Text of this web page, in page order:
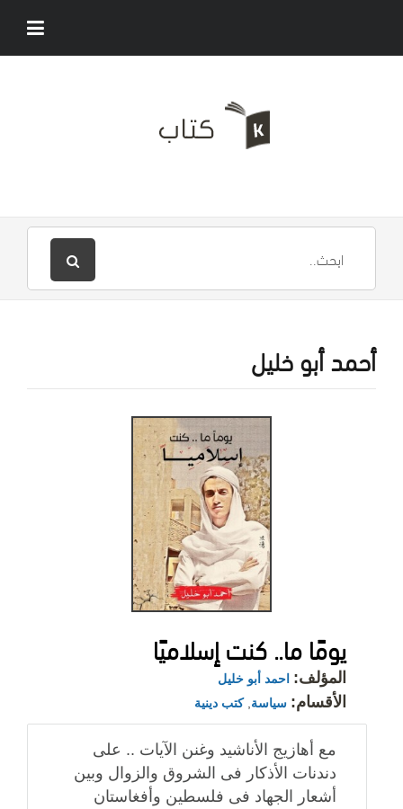
أحمد أبو خليل
يومًا ما.. كنت إسلاميًا
المؤلف: احمد أبو خليل
الأقسام: سياسة ,كتب دينية
مع أهازيج الأناشيد وغنن الآيات .. على
دندنات الأذكار فى الشروق والزوال وبين
أشعار الجهاد فى فلسطين وأفغاستان